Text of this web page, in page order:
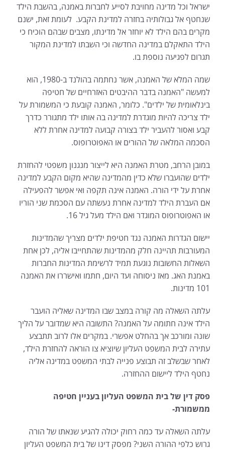
ישראל וכל מדינה מחויבת לסייע לחברות באמנה, בהשבת הילד
שנחטף אל גבולותיה בחזרה למדינת הקבע. לעומת זאת, ישנם
מקרים בהם הילד לא יוחזר אל מדינתו, מצבים שבהם הוכיח כי
הילד התאקלם במדינה החדשה וכי השבתו למדינת המקור
תגרום לפגיעה נוספת בו.
שמה המלא של האמנה, אשר נחתמה בהולנד ב-1980, הוא
למעשה "האמנה בדבר ההיבטים האזרחיים של חטיפה
בינלאומית של ילדים". כלומר, האמנה קובעת כי המשמורת על
ילד צריכה להיות מוגדרת למדינה בה אותו ילד מתגורר כדרך
קבע ואסור להעביר ילד בצורה קבועה למדינה אחרת ללא
הסכמה המלאה של ההורים או האפוטרופוס.
במובן הרחב, מטרת האמנה היא לייצור מנגנון משפטי להחזרת
ילדים שהועברו שלא כדין מהמדינה שהיא מקום הקבע למדינה
אחרת על ידי הורה. האמנה אינה תקפה ואי אפשר להפעילה
אם העברת הילד למדינה אחרת נעשתה עם הסכמת שני הוריו
או האפוטרופוס המוגדר ואם הילד מעל גיל 16.
יישום הגדרות האמנה נגד חטיפת ילדים מצריך שהמדינות
המעורבות תהיינה חלק מהמדינות שהתחייבו אליה, לכן אחת
השאלות החשובות נוגעת תמיד לרשימת המדינות החברות
באמנת האג. מאז ניסוחה ועד היום, חתמו ואישררו את האמנה
101 מדינות.
עלתה השאלה מה קורה במצב שבו המדינה שאליה הועבר
הילד אינה חתומה על האמנה? התשובה היא שמדובר על הליך
שונה ומורכב אך בהחלט אפשרי. במקרים אלו לרוב תתבצע
עתירה לבית המשפט העליון שיוציא צו הוראה להחזרת הילד,
לאחר שבשלב זה תבוצע פנייה לבתי המשפט במדינה אליה
נחטף הילד ליישום ההחזרה.
פסק דין של בית המשפט העליון בעניין חטיפה
ממשמורת-
עלתה השאלה עד כמה רחוק יכולה להגיע שנאתו של הורה
גרוש כלפי ההורה השני? מפסק דינו של בית המשפט העליון